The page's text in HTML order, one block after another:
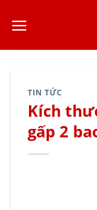
TIN TỨC
Kích
gấp 2